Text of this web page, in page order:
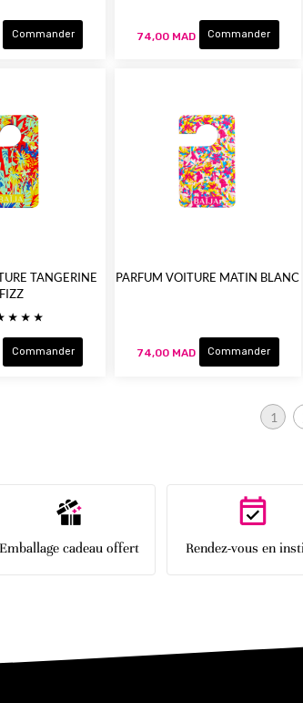
Commander 74,00 MAD Commander
TANGERINE
FIZZ
Commander
PARFUM VOITURE MATIN BLANC
74,00 MAD Commander
Page
Vous
1
Emballage cadeau offert Rendez-vous en